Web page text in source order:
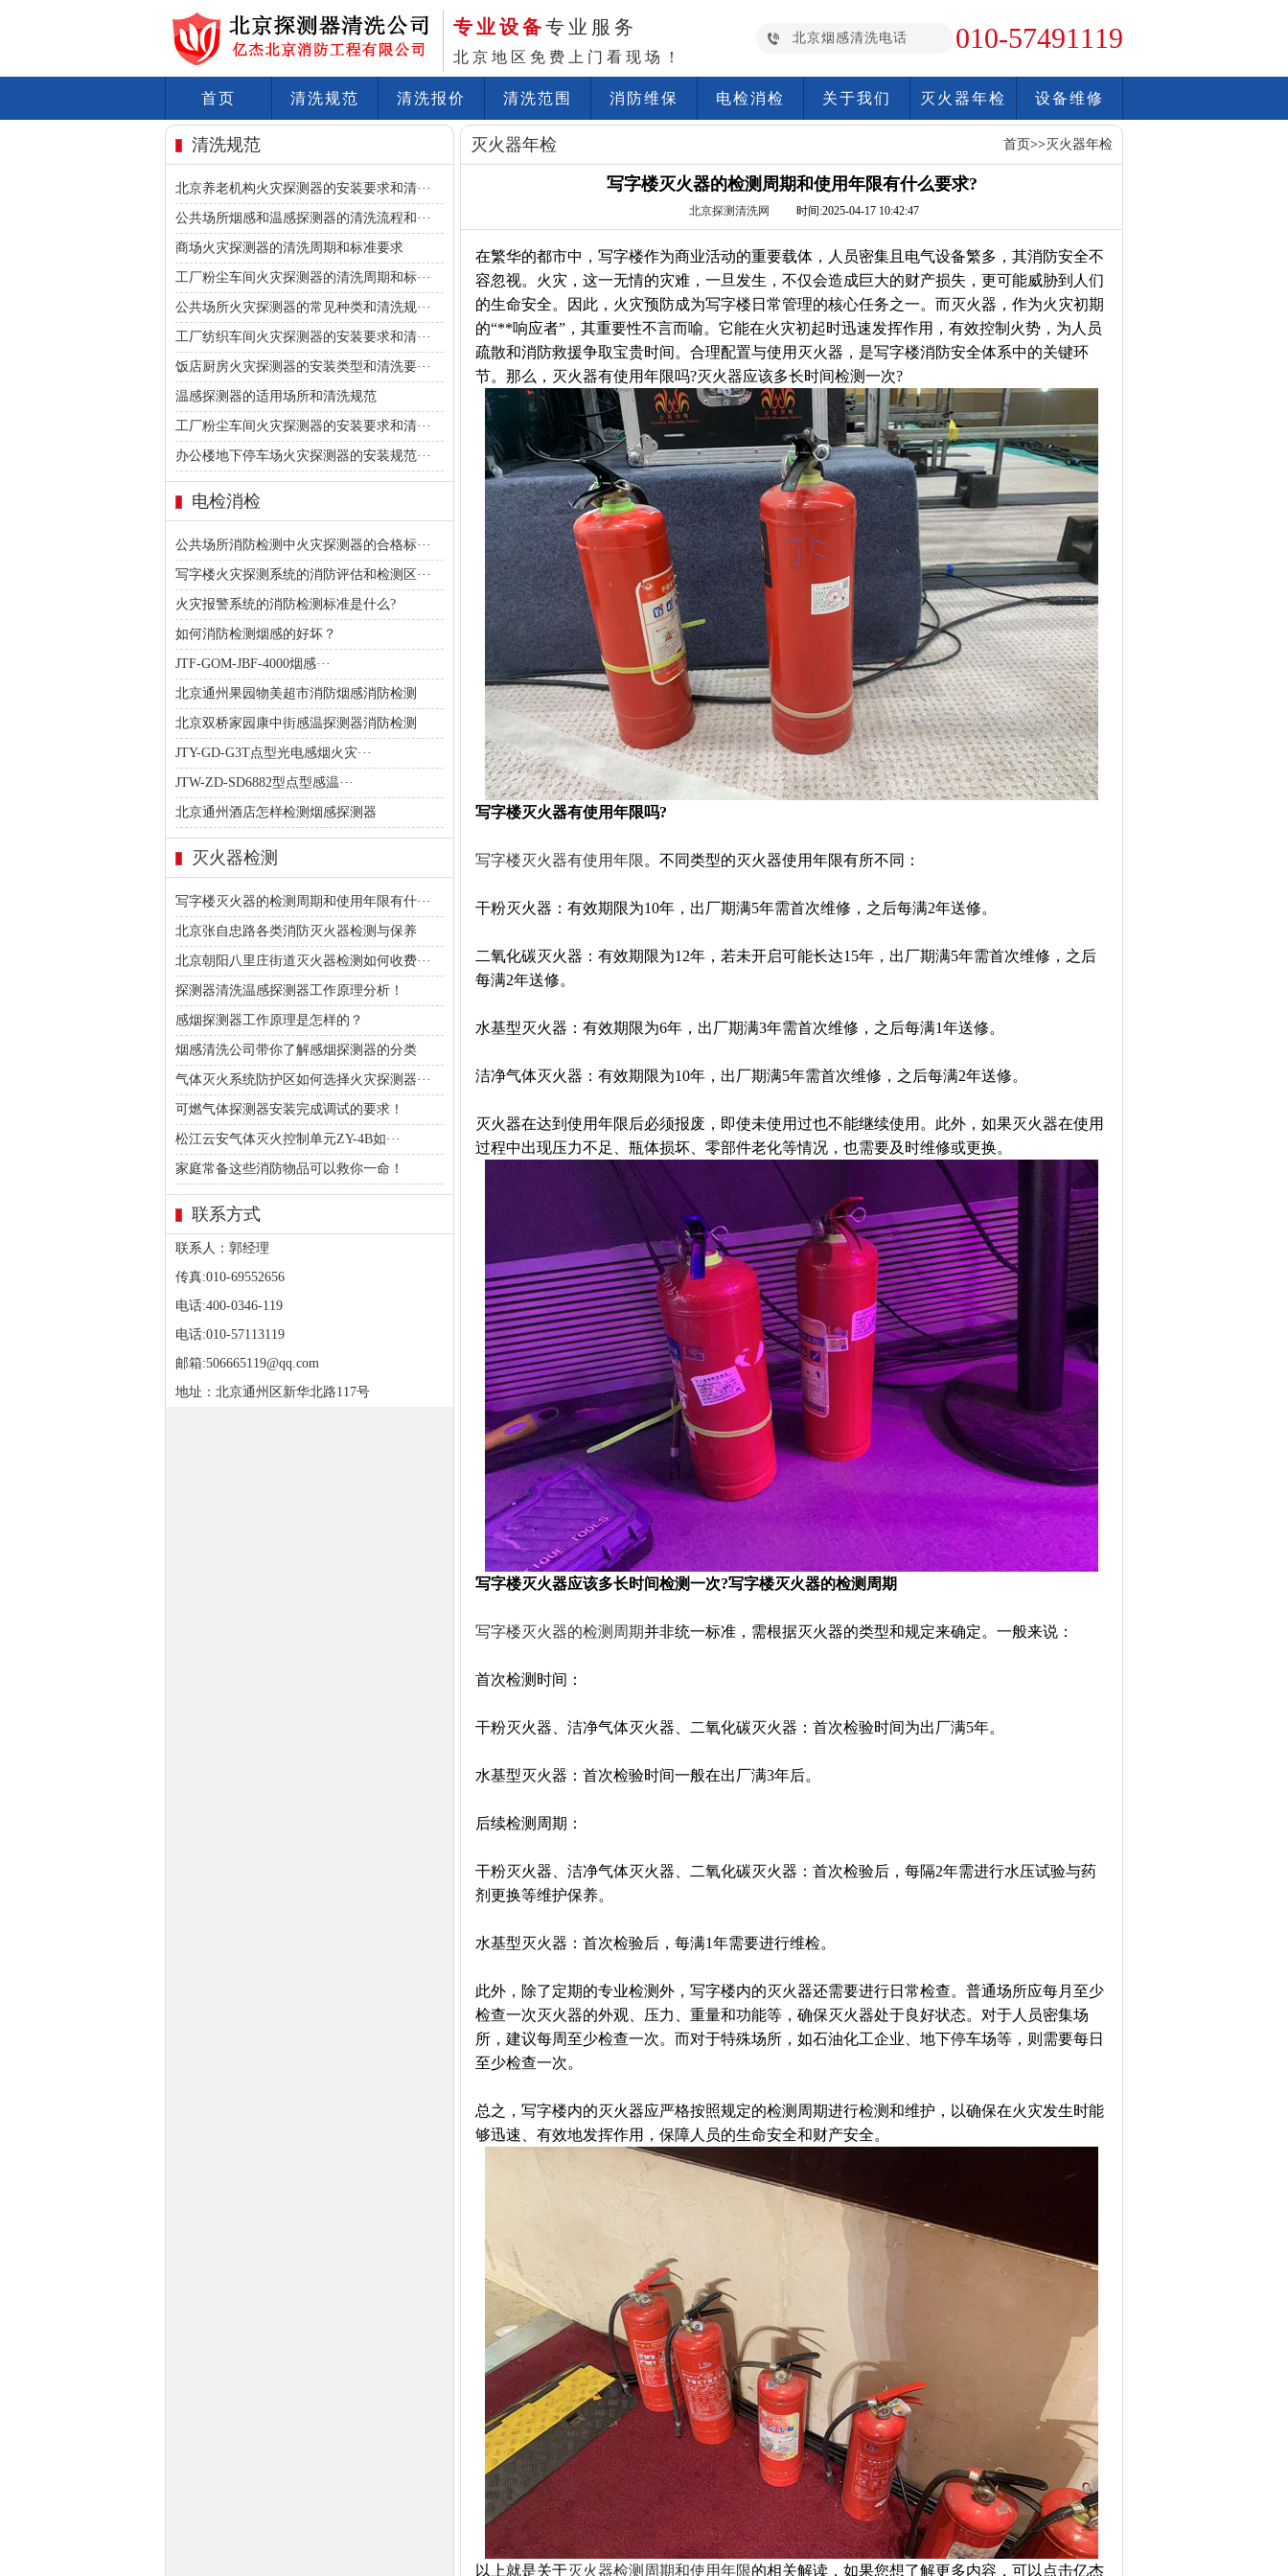
专业设备专业服务
北京地区免费上门看现场！
北京烟感清洗电话 010-57491119
首页 清洗规范 清洗报价 清洗范围 消防维保 电检消检 关于我们 灭火器年检 设备维修
清洗规范
北京养老机构火灾探测器的安装要求和清···
公共场所烟感和温感探测器的清洗流程和···
商场火灾探测器的清洗周期和标准要求
工厂粉尘车间火灾探测器的清洗周期和标···
公共场所火灾探测器的常见种类和清洗规···
工厂纺织车间火灾探测器的安装要求和清···
饭店厨房火灾探测器的安装类型和清洗要···
温感探测器的适用场所和清洗规范
工厂粉尘车间火灾探测器的安装要求和清···
办公楼地下停车场火灾探测器的安装规范···
电检消检
公共场所消防检测中火灾探测器的合格标···
写字楼火灾探测系统的消防评估和检测区···
火灾报警系统的消防检测标准是什么?
如何消防检测烟感的好坏？
JTF-GOM-JBF-4000烟感···
北京通州果园物美超市消防烟感消防检测
北京双桥家园康中街感温探测器消防检测
JTY-GD-G3T点型光电感烟火灾···
JTW-ZD-SD6882型点型感温···
北京通州酒店怎样检测烟感探测器
灭火器检测
写字楼灭火器的检测周期和使用年限有什···
北京张自忠路各类消防灭火器检测与保养
北京朝阳八里庄街道灭火器检测如何收费···
探测器清洗温感探测器工作原理分析！
感烟探测器工作原理是怎样的？
烟感清洗公司带你了解感烟探测器的分类
气体灭火系统防护区如何选择火灾探测器···
可燃气体探测器安装完成调试的要求！
松江云安气体灭火控制单元ZY-4B如···
家庭常备这些消防物品可以救你一命！
联系方式
联系人：郭经理
传真:010-69552656
电话:400-0346-119
电话:010-57113119
邮箱:506665119@qq.com
地址：北京通州区新华北路117号
灭火器年检 首页>>灭火器年检
写字楼灭火器的检测周期和使用年限有什么要求?
北京探测清洗网 时间:2025-04-17 10:42:47
在繁华的都市中，写字楼作为商业活动的重要载体，人员密集且电气设备繁多，其消防安全不
容忽视。火灾，这一无情的灾难，一旦发生，不仅会造成巨大的财产损失，更可能威胁到人们
的生命安全。因此，火灾预防成为写字楼日常管理的核心任务之一。而灭火器，作为火灾初期
的“**响应者”，其重要性不言而喻。它能在火灾初起时迅速发挥作用，有效控制火势，为人员
疏散和消防救援争取宝贵时间。合理配置与使用灭火器，是写字楼消防安全体系中的关键环
节。那么，灭火器有使用年限吗?灭火器应该多长时间检测一次?
写字楼灭火器有使用年限吗?
写字楼灭火器有使用年限。‌不同类型的灭火器使用年限有所不同：
干粉灭火器‌：有效期限为10年，出厂期满5年需首次维修，之后每满2年送修。
二氧化碳灭火器‌：有效期限为12年，若未开启可能长达15年，出厂期满5年需首次维修，之后
每满2年送修。
水基型灭火器‌：有效期限为6年，出厂期满3年需首次维修，之后每满1年送修。
洁净气体灭火器‌：有效期限为10年，出厂期满5年需首次维修，之后每满2年送修。
灭火器在达到使用年限后必须报废，即使未使用过也不能继续使用。此外，如果灭火器在使用
过程中出现压力不足、瓶体损坏、零部件老化等情况，也需要及时维修或更换。
写字楼灭火器应该多长时间检测一次?写字楼灭火器的检测周期
写字楼灭火器的检测周期并非统一标准，需根据灭火器的类型和规定来确定。一般来说：
首次检测时间‌：
干粉灭火器、洁净气体灭火器、二氧化碳灭火器‌：首次检验时间为出厂满5年。
水基型灭火器‌：首次检验时间一般在出厂满3年后。
后续检测周期‌：
干粉灭火器、洁净气体灭火器、二氧化碳灭火器‌：首次检验后，每隔2年需进行水压试验与药
剂更换等维护保养。
水基型灭火器‌：首次检验后，每满1年需要进行维检。
此外，除了定期的专业检测外，写字楼内的灭火器还需要进行日常检查。普通场所应每月至少
检查一次灭火器的外观、压力、重量和功能等，确保灭火器处于良好状态。对于人员密集场
所，建议每周至少检查一次。而对于特殊场所，如石油化工企业、地下停车场等，则需要每日
至少检查一次。
总之，写字楼内的灭火器应严格按照规定的检测周期进行检测和维护，以确保在火灾发生时能
够迅速、有效地发挥作用，保障人员的生命安全和财产安全。
以上就是关于灭火器检测周期和使用年限的相关解读，如果您想了解更多内容，可以点击亿杰